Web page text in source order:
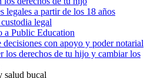
legales a partir de los 18 años
legal
a Public Education
decisiones con apoyo y poder notarial
los derechos de tu hijo y cambiar los
salud bucal